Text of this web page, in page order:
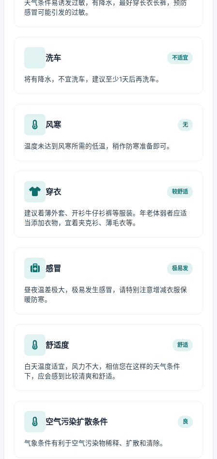
天气条件易诱发过敏，有降水，最好穿长衣长裤，预防
感冒可能引发的过敏。
洗车 不适宜
将有降水，不宜洗车，建议至少1天后再洗车。
风寒 无
温度未达到风寒所需的低温，稍作防寒准备即可。
穿衣 较舒适
建议着薄外套、开衫牛仔衫裤等服装。年老体弱者应适
当添加衣物，宜着夹克衫、薄毛衣等。
感冒 极易发
昼夜温差极大，极易发生感冒，请特别注意增减衣服保
暖防寒。
舒适度 舒适
白天温度适宜，风力不大，相信您在这样的天气条件
下，应会感到比较清爽和舒适。
空气污染扩散条件 良
气象条件有利于空气污染物稀释、扩散和清除。